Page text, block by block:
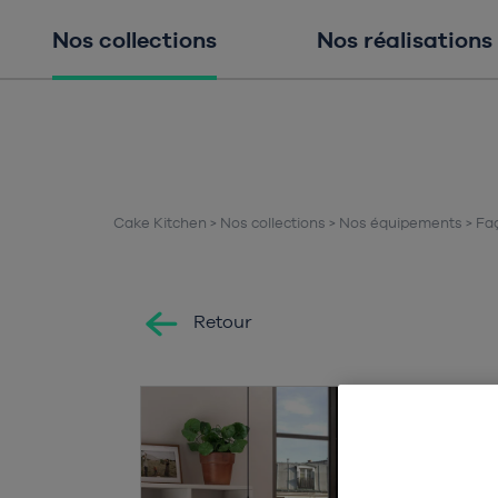
Nos collections Nos réalisations
Cake Kitchen Nos collections Nos équipements
Retour